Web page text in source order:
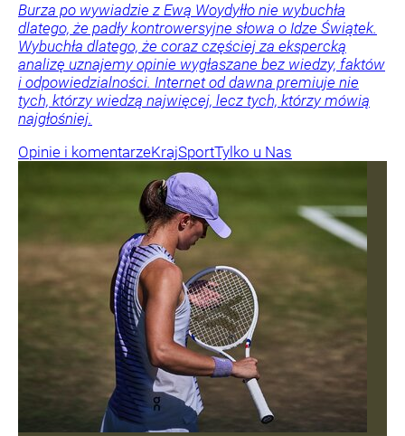
Burza po wywiadzie z Ewą Woydyłło nie wybuchła
dlatego, że padły kontrowersyjne słowa o Idze Świątek.
Wybuchła dlatego, że coraz częściej za ekspercką
analizę uznajemy opinie wygłaszane bez wiedzy, faktów
i odpowiedzialności. Internet od dawna premiuje nie
tych, którzy wiedzą najwięcej, lecz tych, którzy mówią
najgłośniej.
Opinie i komentarzeKrajSportTylko u Nas